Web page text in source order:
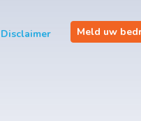
Disclaimer Meld uw